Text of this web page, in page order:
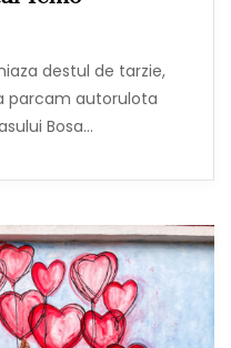
destul de tarzie,
parcam autorulota
Bosa…